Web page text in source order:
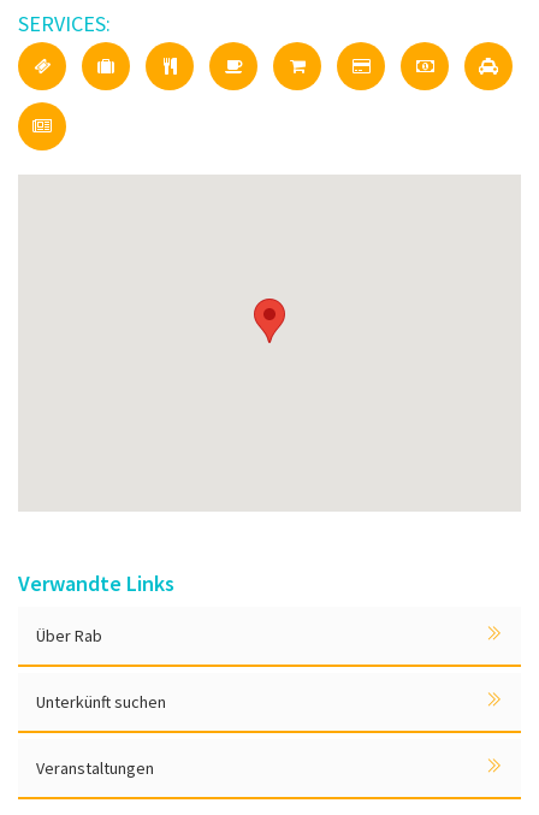
SERVICES:
Verwandte Links
Über Rab
Unterkünft suchen
Veranstaltungen